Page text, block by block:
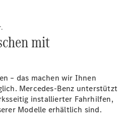
mit
– das machen wir Ihnen
Mercedes-Benz unterstützt
installierter Fahrhilfen,
Modelle erhältlich sind.